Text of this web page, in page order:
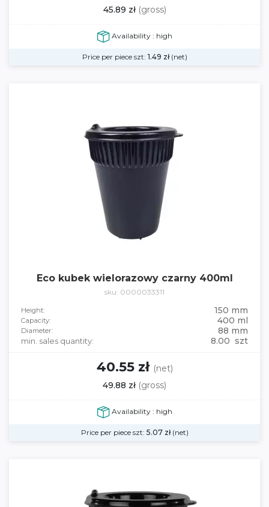
45.89 zł (gross)
Availability : high
Price per piece szt: 1.49 zł(net)
Eco kubek wielorazowy czarny 400ml
sku: 0000033311
Height: 150 mm
Capacity: 400 ml
Diameter: 88 mm
min. sales quantity: 8.00 szt
40.55 zł (net)
49.88 zł (gross)
Availability : high
Price per piece szt: 5.07 zł(net)